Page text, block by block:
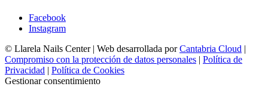
Facebook
Instagram
© Llarela Nails Center | Web desarrollada porCantabria Cloud |
Compromiso con la protección de datos personales | Política de
Privacidad | Política de Cookies
Gestionar consentimiento